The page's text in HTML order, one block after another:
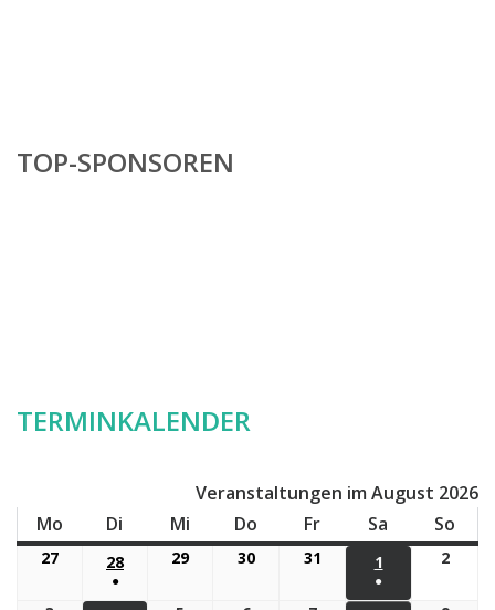
TOP-SPONSOREN
TERMINKALENDER
Veranstaltungen im August 2026
Mo Montag
Di Dienstag
Mi Mittwoch
Do Donnerstag
FrFreitag
Sa Samstag
So
27 28
●
2929.
3030.
31 1
●
22.